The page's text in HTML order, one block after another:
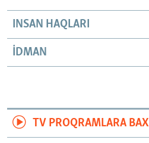
INSAN HAQLARI
İDMAN
TV PROQRAMLARA BAX